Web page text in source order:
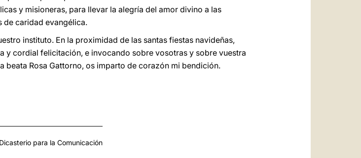
y misioneras, para llevar la alegría del amor divino a las
de caridad evangélica.
instituto. En la proximidad de las santas fiestas navideñas,
y cordial felicitación, e invocando sobre vosotras y sobre vuestra
Rosa Gattorno, os imparto de corazón mi bendición.
para la Comunicación